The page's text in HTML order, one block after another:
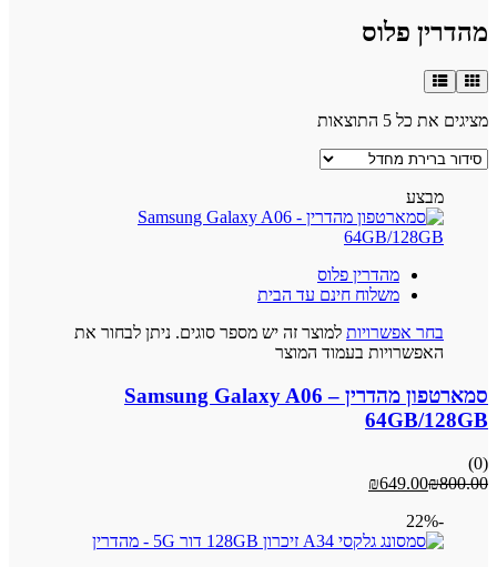
מהדרין פלוס
מציגים את כל ⁦5⁩ התוצאות
מבצע
מהדרין פלוס
משלוח חינם עד הבית
בחר אפשרויות למוצר זה יש מספר סוגים. ניתן לבחור את
האפשרויות בעמוד המוצר
סמארטפון מהדרין – Samsung Galaxy A06
64GB/128GB
(0)
₪800.00
₪649.00
-22%